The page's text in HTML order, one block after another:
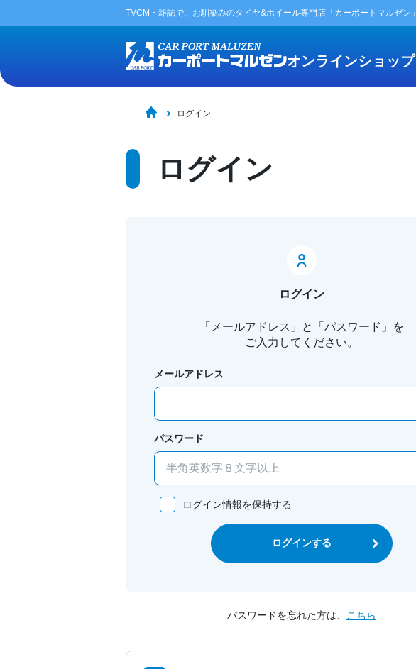
TVCM・雑誌で、お馴染みのタイヤ&ホイール専門店「カーポートマルゼン」
オンラインショップ
ログイン
ログイン
ログイン
「メールアドレス」と「パスワード」を
ご入力してください。
メールアドレス
パスワード
ログイン情報を保持する
ログインする
パスワードを忘れた方は、 こちら